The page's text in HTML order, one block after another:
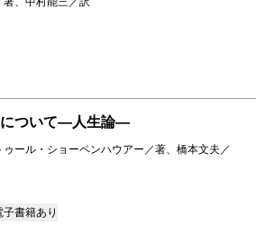
ついて―人生論―
ゥール・ショーペンハウアー／著、橋本文夫／
子書籍あり